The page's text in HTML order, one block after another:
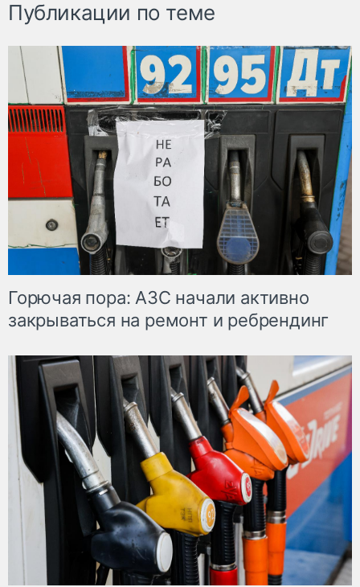
Публикации по теме
Горючая пора: АЗС начали активно
закрываться на ремонт и ребрендинг